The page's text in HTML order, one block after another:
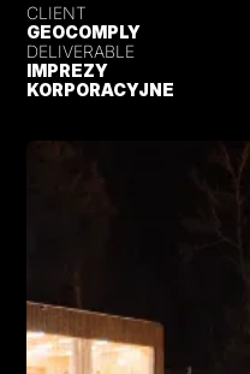
CLIENT
GEOCOMPLY
DELIVERABLE
IMPREZY
KORPORACYJNE